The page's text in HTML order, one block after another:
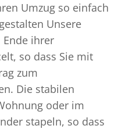
Umzug so einfach
Unsere
ihrer
so dass Sie mit
zum
Die stabilen
oder im
stapeln, so dass